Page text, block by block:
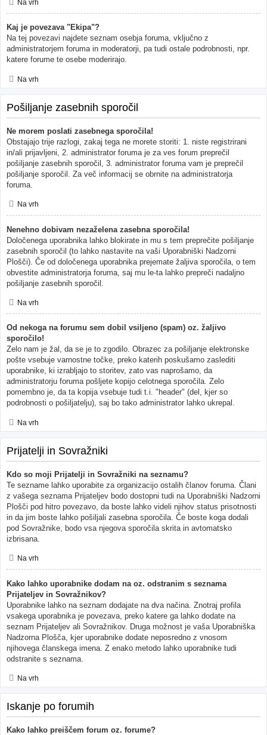
Na vrh
Kaj je povezava "Ekipa"?
Na tej povezavi najdete seznam osebja foruma, vključno z
administratorjem foruma in moderatorji, pa tudi ostale podrobnosti, npr.
katere forume te osebe moderirajo.
Na vrh
Pošiljanje zasebnih sporočil
Ne morem poslati zasebnega sporočila!
Obstajajo trije razlogi, zakaj tega ne morete storiti: 1. niste registrirani
in/ali prijavljeni, 2. administrator foruma je za ves forum preprečil
pošiljanje zasebnih sporočil, 3. administrator foruma vam je preprečil
pošiljanje sporočil. Za več informacij se obrnite na administratorja
foruma.
Na vrh
Nenehno dobivam nezaželena zasebna sporočila!
Določenega uporabnika lahko blokirate in mu s tem preprečite pošiljanje
zasebnih sporočil (to lahko nastavite na vaši Uporabniški Nadzorni
Plošči). Če od določenega uporabnika prejemate žaljiva sporočila, o tem
obvestite administratorja foruma, saj mu le-ta lahko prepreči nadaljno
pošiljanje zasebnih sporočil.
Na vrh
Od nekoga na forumu sem dobil vsiljeno (spam) oz. žaljivo
sporočilo!
Zelo nam je žal, da se je to zgodilo. Obrazec za pošiljanje elektronske
pošte vsebuje varnostne točke, preko katerih poskušamo zaslediti
uporabnike, ki izrabljajo to storitev, zato vas naprošamo, da
administratorju foruma pošljete kopijo celotnega sporočila. Zelo
pomembno je, da ta kopija vsebuje tudi t.i. "header" (del, kjer so
podrobnosti o pošiljatelju), saj bo tako administrator lahko ukrepal.
Na vrh
Prijatelji in Sovražniki
Kdo so moji Prijatelji in Sovražniki na seznamu?
Te sezname lahko uporabite za organizacijo ostalih članov foruma. Člani
z vašega seznama Prijateljev bodo dostopni tudi na Uporabniški Nadzorni
Plošči pod hitro povezavo, da boste lahko videli njihov status prisotnosti
in da jim boste lahko pošiljali zasebna sporočila. Če boste koga dodali
pod Sovražnike, bodo vsa njegova sporočila skrita in avtomatsko
izbrisana.
Na vrh
Kako lahko uporabnike dodam na oz. odstranim s seznama
Prijateljev in Sovražnikov?
Uporabnike lahko na seznam dodajate na dva načina. Znotraj profila
vsakega uporabnika je povezava, preko katere ga lahko dodate na
seznam Prijateljev ali Sovražnikov. Druga možnost je vaša Uporabniška
Nadzorna Plošča, kjer uporabnike dodate neposredno z vnosom
njihovega članskega imena. Z enako metodo lahko uporabnike tudi
odstranite s seznama.
Na vrh
Iskanje po forumih
Kako lahko preiščem forum oz. forume?